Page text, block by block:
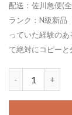
配送：佐川急便(
ランク：N級新品
っていた経験の
て絶対にコピーと